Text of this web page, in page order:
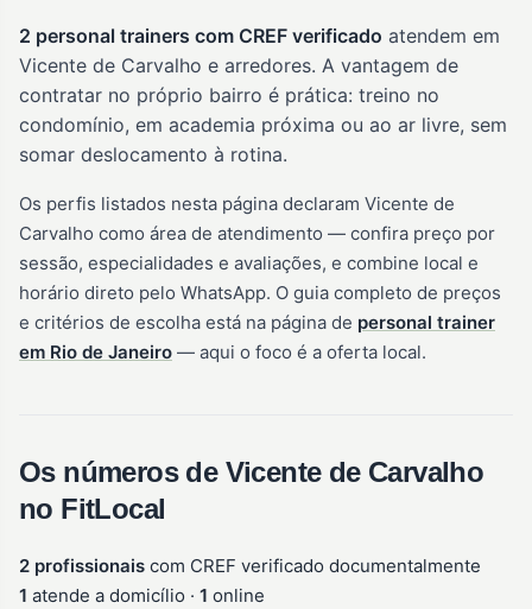
2 personal trainers com CREF verificado atendem em
Vicente de Carvalho e arredores. A vantagem de
contratar no próprio bairro é prática: treino no
condomínio, em academia próxima ou ao ar livre, sem
somar deslocamento à rotina.
Os perfis listados nesta página declaram Vicente de
Carvalho como área de atendimento — confira preço por
sessão, especialidades e avaliações, e combine local e
horário direto pelo WhatsApp. O guia completo de preços
e critérios de escolha está na página de personal trainer
em Rio de Janeiro — aqui o foco é a oferta local.
Os números de Vicente de Carvalho
no FitLocal
2 profissionais com CREF verificado documentalmente
1 atende a domicílio · 1 online